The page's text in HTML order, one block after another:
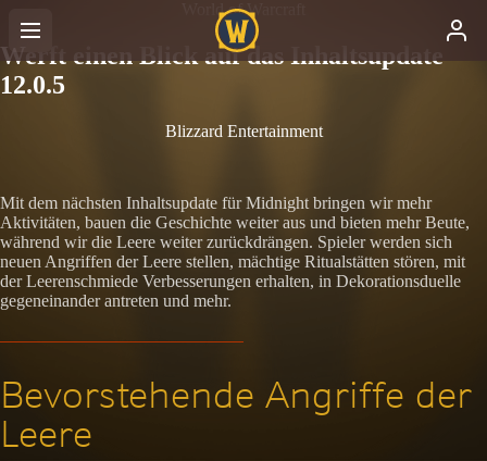
World of Warcraft
Werft einen Blick auf das Inhaltsupdate
12.0.5
Blizzard Entertainment
Mit dem nächsten Inhaltsupdate für Midnight bringen wir mehr
Aktivitäten, bauen die Geschichte weiter aus und bieten mehr Beute,
während wir die Leere weiter zurückdrängen. Spieler werden sich
neuen Angriffen der Leere stellen, mächtige Ritualstätten stören, mit
der Leerenschmiede Verbesserungen erhalten, in Dekorationsduelle
gegeneinander antreten und mehr.
Bevorstehende Angriffe der
Leere